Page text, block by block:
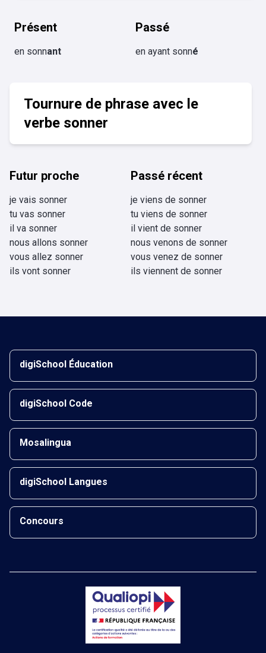
Présent
en sonnant
Passé
en ayant sonné
Tournure de phrase avec le
verbe sonner
Futur proche
je vais sonner
tu vas sonner
il va sonner
nous allons sonner
vous allez sonner
ils vont sonner
Passé récent
je viens de sonner
tu viens de sonner
il vient de sonner
nous venons de sonner
vous venez de sonner
ils viennent de sonner
digiSchool Éducation
digiSchool Code
Mosalingua
digiSchool Langues
Concours